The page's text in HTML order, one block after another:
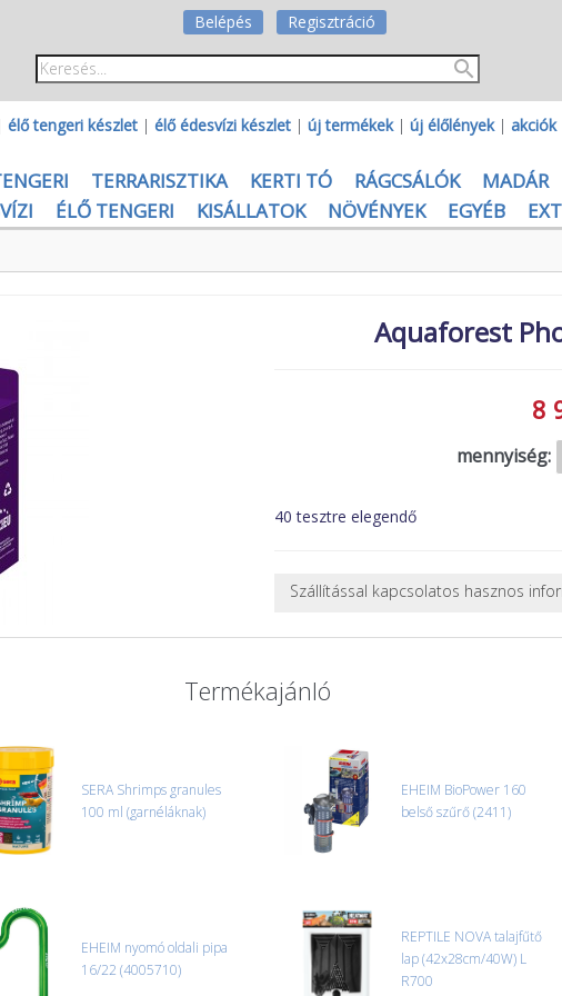
Belépés Regisztráció
élő tengeri készlet | élő édesvízi készlet | új termékek| új élőlények| akciók
TERRARISZTIKA KERTI TÓ RÁGCSÁLÓK MADÁR
ÉLŐ TENGERI KISÁLLATOK NÖVÉNYEK EGYÉB
Aquaforest
8
mennyiség:
40 tesztre elegendő
Szállítással kapcsolatos hasznos
NEHÉZ, NAGY VAGY TÖRÉKENY
nagy vagy nehéz termékeknél (pl.
ajánlatot adunk.
CSOMAG ÁTVÉTELE
Amennyiben a csomag átvételekor
tapasztal, a kibontás és az átvétel
termékek cseréjét, csak ebben az
Termékajánló
SERA Shrimps granules
100 ml (garnéláknak)
EHEIM BioPower 160
belső szűrő (2411)
EHEIM nyomó oldali pipa
16/22 (4005710)
REPTILE NOVA talajfűtő
lap (42x28cm/40W) L
R700